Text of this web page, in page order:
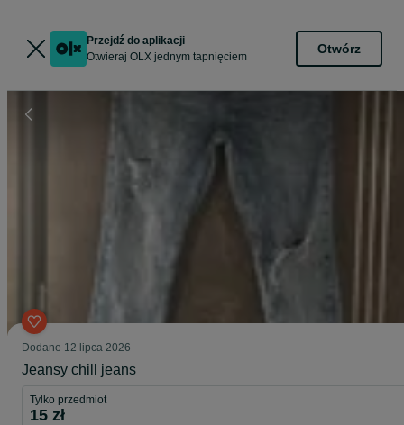
Przejdź do aplikacji
Otwieraj OLX jednym tapnięciem
Otwórz
Dodane 12 lipca 2026
Jeansy chill jeans
Tylko przedmiot
15 zł